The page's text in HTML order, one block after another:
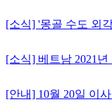
[소식] '몽골 수도 외
[소식] 베트남 2021
[안내] 10월 20일 이